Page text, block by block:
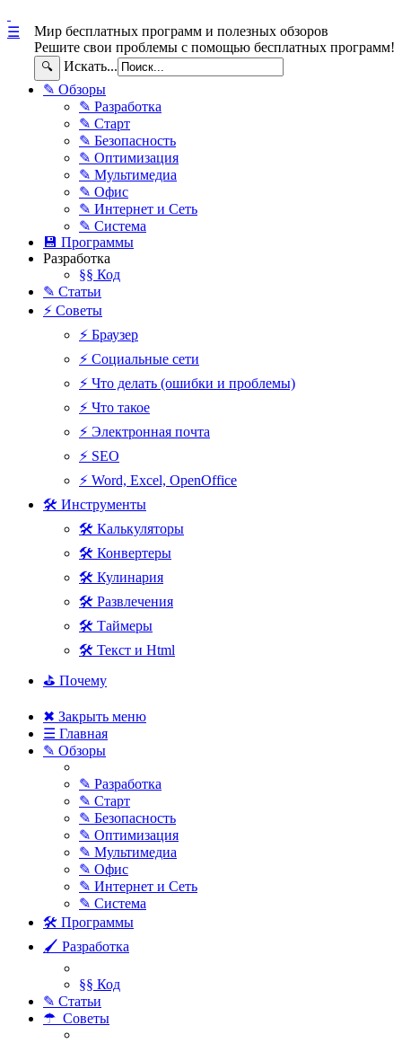
Мир бесплатных программ и полезных обзоров
Решите свои проблемы с помощью бесплатных программ!
🔍 Искать...
☰
✎ Обзоры
✎ Разработка
✎ Старт
✎ Безопасность
✎ Оптимизация
✎ Мультимедиа
✎ Офис
✎ Интернет и Сеть
✎ Система
💾 Программы
Разработка
§§ Код
✎ Статьи
⚡ Советы
⚡ Браузер
⚡ Социальные сети
⚡ Что делать (ошибки и проблемы)
⚡ Что такое
⚡ Электронная почта
⚡ SEO
⚡ Word, Excel, OpenOffice
🛠 Инструменты
🛠 Калькуляторы
🛠 Конвертеры
🛠 Кулинария
🛠 Развлечения
🛠 Таймеры
🛠 Текст и Html
⛳ Почему
✖ Закрыть меню
☰ Главная
✎ Обзоры
✎ Разработка
✎ Старт
✎ Безопасность
✎ Оптимизация
✎ Мультимедиа
✎ Офис
✎ Интернет и Сеть
✎ Система
🛠 Программы
🖌 Разработка
§§ Код
✎ Статьи
☂ Советы